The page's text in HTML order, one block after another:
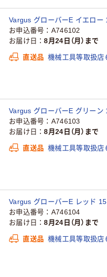
Vargus グローバーE イエロー
お申込番号
A746102
お届け日
8月24日（月）まで
直送品 機械工具等取扱店
Vargus グローバーE グリーン
お申込番号
A746103
お届け日
8月24日（月）まで
直送品 機械工具等取扱店
Vargus グローバーE レッド
お申込番号
A746104
お届け日
8月24日（月）まで
直送品 機械工具等取扱店